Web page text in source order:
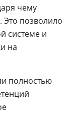
чему
Это позволило
системе и
на
полностью